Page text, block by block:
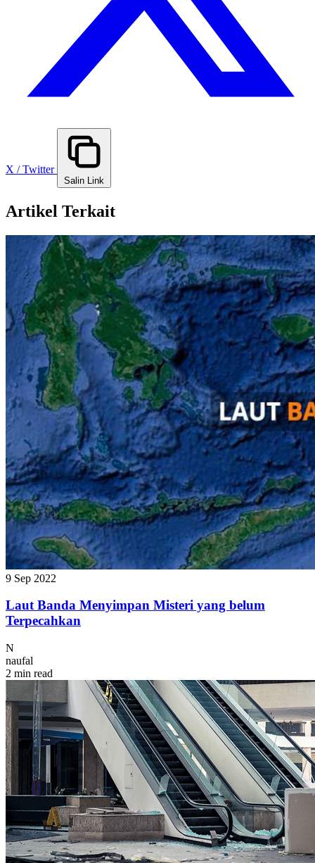
X / Twitter
Salin Link
Artikel Terkait
9 Sep 2022
Laut Banda Menyimpan Misteri yang belum
Terpecahkan
N
naufal
2 min read